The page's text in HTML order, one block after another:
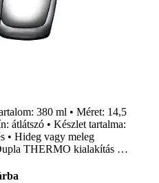
380 ml • Méret: 14,5
átlátszó • Készlet tartalma:
• Hideg vagy meleg
THERMO kialakítás •
Egyszerűen tisztítható •